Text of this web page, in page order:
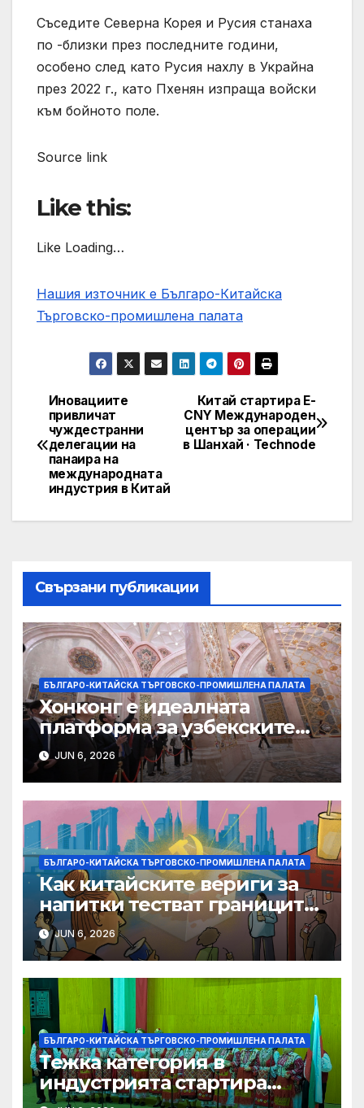
Съседите Северна Корея и Русия станаха
по -близки през последните години,
особено след като Русия нахлу в Украйна
през 2022 г., като Пхенян изпраща войски
към бойното поле.
Source link
Like this:
Like Loading…
Нашия източник е Българо-Китайска
Търговско-промишлена палaта
Post
navigation
Китай стартира E-
CNY Международен
център за операции
в Шанхай · Technode
Иновациите
привличат
чуждестранни
делегации на
панаира на
международната
индустрия в Китай
Свързани публикации
БЪЛГАРО-КИТАЙСКА ТЪРГОВСКО-ПРОМИШЛЕНА ПАЛАТА
Хонконг е идеалната
платформа за узбекските
фирми да разширят
крилата си в световен
мащаб, казва Джон Лий
JUN 6, 2026
БЪЛГАРО-КИТАЙСКА ТЪРГОВСКО-ПРОМИШЛЕНА ПАЛАТА
Как китайските вериги за
напитки тестват границите
на меката сила
JUN 6, 2026
БЪЛГАРО-КИТАЙСКА ТЪРГОВСКО-ПРОМИШЛЕНА ПАЛАТА
Тежка категория в
индустрията стартира
алианс за космическа